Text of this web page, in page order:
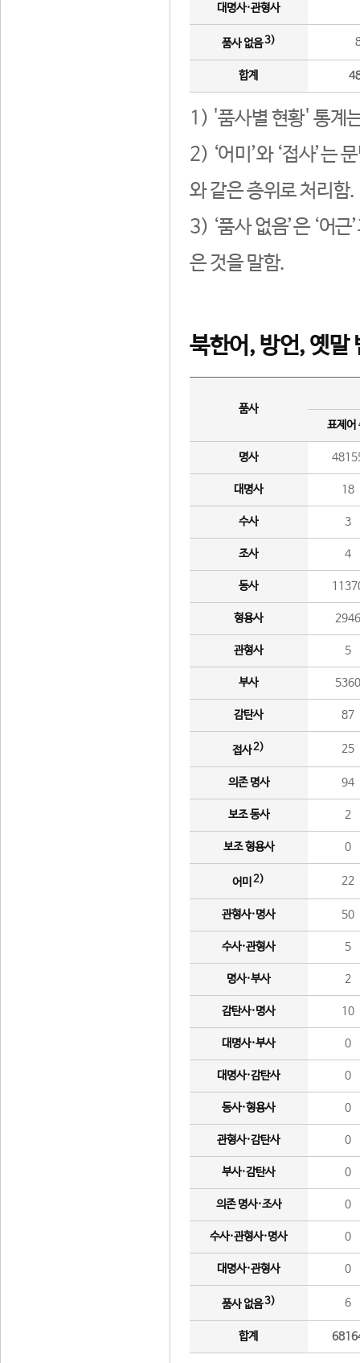
대명사·관형사
품사 없음3)
합계
1) '품사별 현황' 통계
2) ‘어미’와 ‘접사’는
와 같은 층위로 처리함.
3) ‘품사 없음’은 ‘어
은 것을 말함.
북한어, 방언, 옛말
품사
표제어
명사
대명사 18
수사 3
조사 4
동사
형용사 2946
관형사 5
부사 5360
감탄사 87
접사2) 25
의존 명사 94
보조 동사 2
보조 형용사 0
어미 2) 22
관형사·명사 50
수사·관형사 5
명사·부사 2
감탄사·명사 10
대명사·부사 0
대명사·감탄사 0
동사·형용사 0
관형사·감탄사 0
부사·감탄사 0
의존 명사·조사 0
수사·관형사·명사 0
대명사·관형사 0
품사 없음3) 6
합계